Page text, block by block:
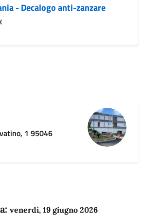
- Decalogo anti-zanzare
1 95046
venerdì, 19 giugno 2026